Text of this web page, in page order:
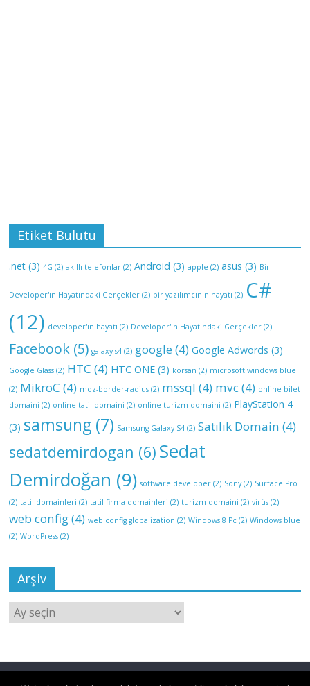
Etiket Bulutu
.net (3) 4G (2) akıllı telefonlar (2) Android (3) apple (2) asus (3) Bir
Developer'ın Hayatındaki Gerçekler (2) bir yazılımcının hayatı (2) C#
(12) developer'ın hayatı (2) Developer'ın Hayatındaki Gerçekler (2)
Facebook (5) galaxy s4 (2) google(4) Google Adwords (3)
Google Glass (2) HTC (4) HTC ONE (3) korsan (2) microsoft windows blue
(2) MikroC (4) moz-border-radius (2) mssql (4) mvc(4) online bilet
domaini (2) online tatil domaini (2) online turizm domaini (2) PlayStation 4
(3) samsung (7) Samsung Galaxy S4 (2) Satılık Domain (4)
sedatdemirdogan (6) Sedat
Demirdoğan (9) software developer (2) Sony(2) Surface Pro
(2) tatil domainleri (2) tatil firma domainleri (2) turizm domaini (2) virüs (2)
web config(4) web config globalization (2) Windows 8 Pc (2) Windows blue
(2) WordPress (2)
Arşiv